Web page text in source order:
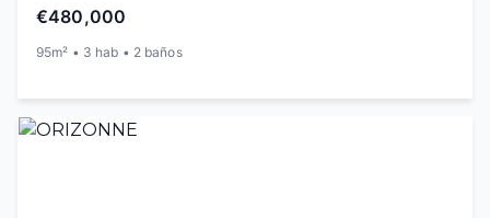
€480,000
95m² • 3 hab • 2 baños